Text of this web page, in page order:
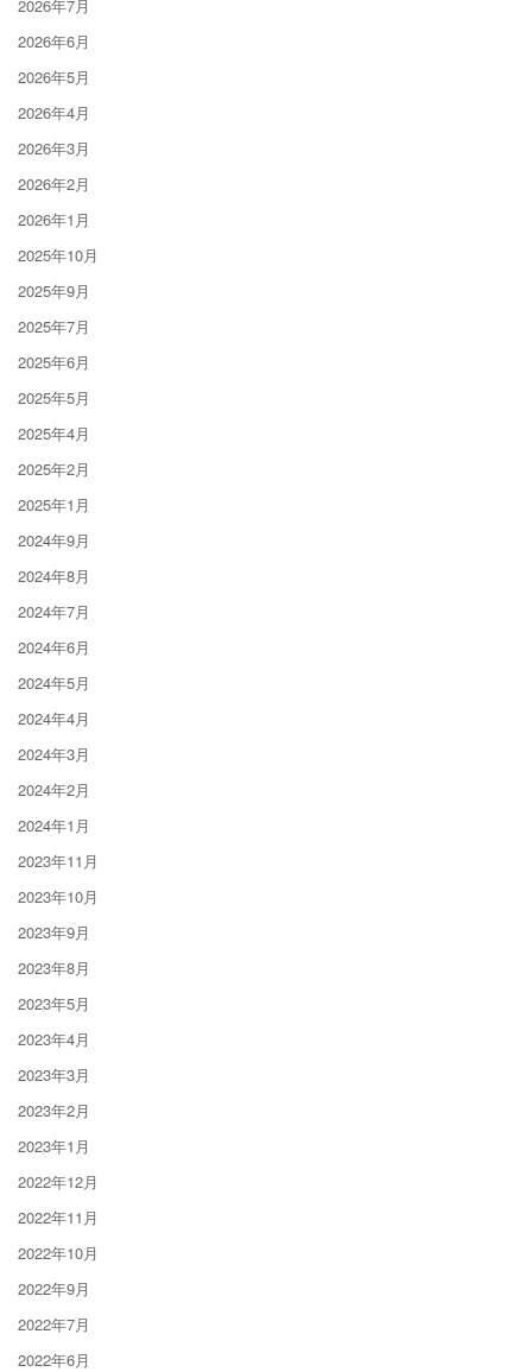
2026年7月
2026年6月
2026年5月
2026年4月
2026年3月
2026年2月
2026年1月
2025年10月
2025年9月
2025年7月
2025年6月
2025年5月
2025年4月
2025年2月
2025年1月
2024年9月
2024年8月
2024年7月
2024年6月
2024年5月
2024年4月
2024年3月
2024年2月
2024年1月
2023年11月
2023年10月
2023年9月
2023年8月
2023年5月
2023年4月
2023年3月
2023年2月
2023年1月
2022年12月
2022年11月
2022年10月
2022年9月
2022年7月
2022年6月